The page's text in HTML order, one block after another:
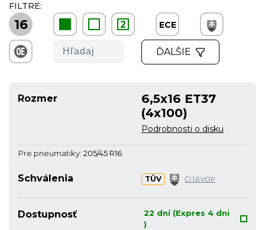
FILTRE:
16 2 ECE
ĎALŠIE
Rozmer
6,5x16 ET37
(4x100)
Podrobnosti o disku
Schválenia TÜV Čl.1.6.VOP
Dostupnosť
22 dní (Expres 4 dni
)
Pre pneumatiky: 205/45 R16